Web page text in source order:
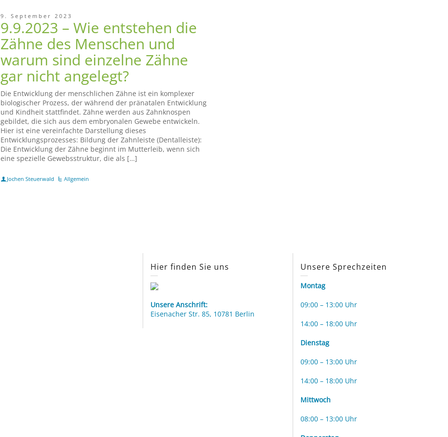
9. September 2023
9.9.2023 – Wie entstehen die
Zähne des Menschen und
warum sind einzelne Zähne
gar nicht angelegt?
Die Entwicklung der menschlichen Zähne ist ein komplexer
biologischer Prozess, der während der pränatalen Entwicklung
und Kindheit stattfindet. Zähne werden aus Zahnknospen
gebildet, die sich aus dem embryonalen Gewebe entwickeln.
Hier ist eine vereinfachte Darstellung dieses
Entwicklungsprozesses: Bildung der Zahnleiste (Dentalleiste):
Die Entwicklung der Zähne beginnt im Mutterleib, wenn sich
eine spezielle Gewebsstruktur, die als […]
Jochen Steuerwald Allgemein
Hier finden Sie uns
Unsere Anschrift:
Eisenacher Str. 85, 10781 Berlin
Unsere Sprechzeiten
Montag
09:00 – 13:00 Uhr
14:00 – 18:00 Uhr
Dienstag
09:00 – 13:00 Uhr
14:00 – 18:00 Uhr
Mittwoch
08:00 – 13:00 Uhr